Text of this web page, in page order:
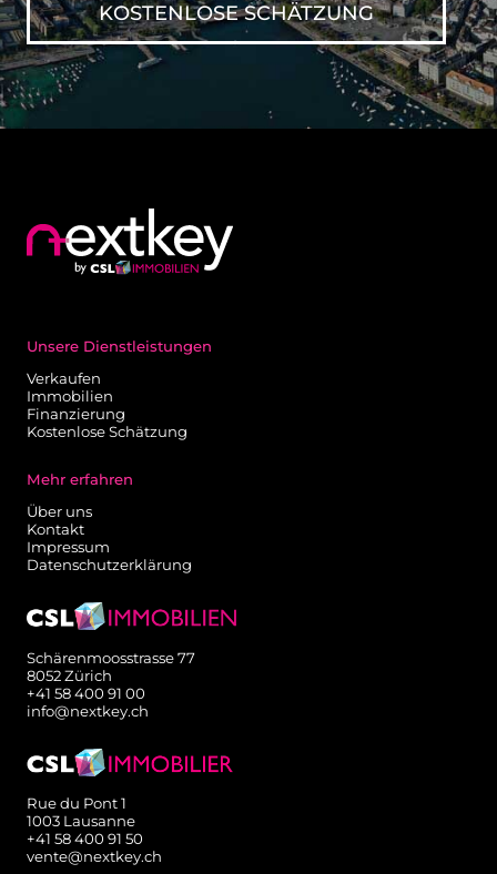
KOSTENLOSE SCHÄTZUNG
Unsere Dienstleistungen
Verkaufen
Immobilien
Finanzierung
Kostenlose Schätzung
Mehr erfahren
Über uns
Kontakt
Impressum
Datenschutzerklärung
Schärenmoosstrasse 77
8052 Zürich
+41 58 400 91 00
info@nextkey.ch
Rue du Pont 1
1003 Lausanne
+41 58 400 91 50
vente@nextkey.ch